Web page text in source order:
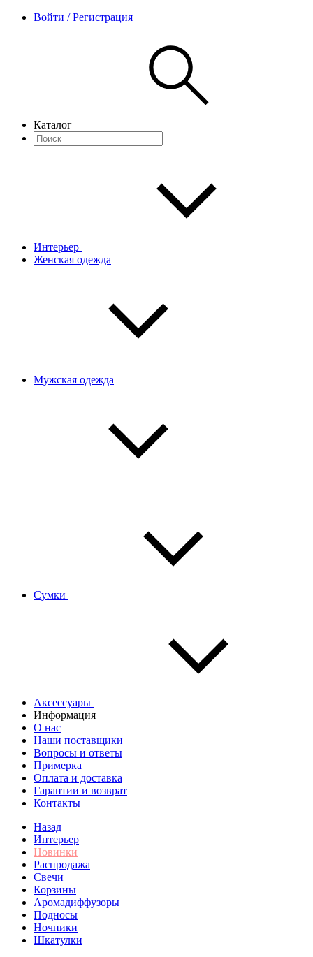
Войти / Регистрация
Каталог
Интерьер
Женская одежда
Мужская одежда
Сумки
Аксессуары
Информация
О нас
Наши поставщики
Вопросы и ответы
Примерка
Оплата и доставка
Гарантии и возврат
Контакты
Назад
Интерьер
Новинки
Распродажа
Свечи
Корзины
Аромадиффузоры
Подносы
Ночники
Шкатулки